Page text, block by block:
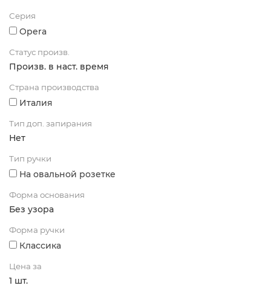
Серия
Opera
Статус произв.
Произв. в наст. время
Страна производства
Италия
Тип доп. запирания
Нет
Тип ручки
На овальной розетке
Форма основания
Без узора
Форма ручки
Классика
Цена за
1 шт.